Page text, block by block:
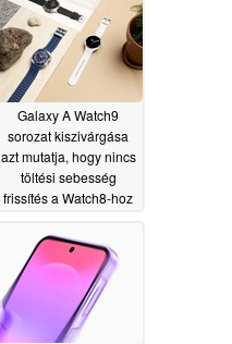
Galaxy A Watch9
sorozat kiszivárgása
azt mutatja, hogy nincs
töltési sebesség
frissítés a Watch8-hoz